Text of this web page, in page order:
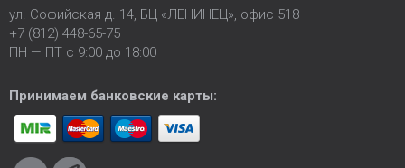
ул. Софийская д. 14, БЦ «ЛЕНИНЕЦ», офис 518
+7 (812) 448-65-75
ПН — ПТ с 9:00 до 18:00
Принимаем банковские карты: